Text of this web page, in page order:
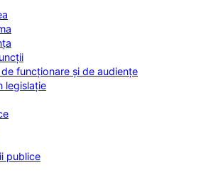
funcționare și de audiențe
legislație
publice